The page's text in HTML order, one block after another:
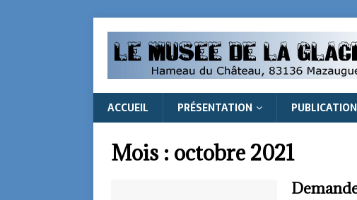
ACCUEIL PRÉSENTATION
Mois : octobre 2021